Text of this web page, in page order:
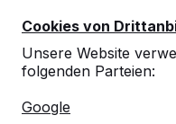
Cookies von
Unsere Website
folgenden Parteien:
Google
robustesten
Unsere Tische